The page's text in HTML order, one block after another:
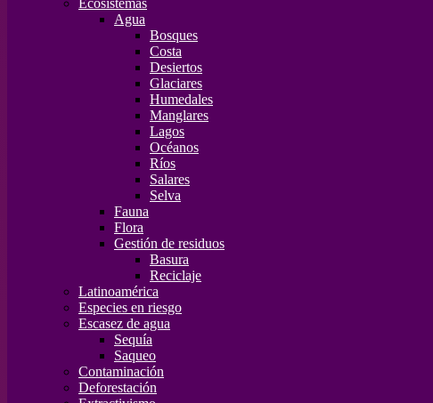
Ecosistemas
Agua
Bosques
Costa
Desiertos
Glaciares
Humedales
Manglares
Lagos
Océanos
Ríos
Salares
Selva
Fauna
Flora
Gestión de residuos
Basura
Reciclaje
Latinoamérica
Especies en riesgo
Escasez de agua
Sequía
Saqueo
Contaminación
Deforestación